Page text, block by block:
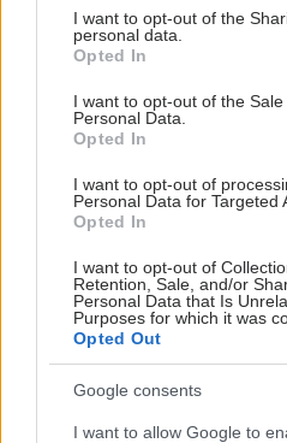
not limited to your visit or usage
grant or deny consent to
use your data for below
consent section.
I want to opt-out of the
personal data.
Opted In
I want to opt-out of the
Personal Data.
Opted In
I want to opt-out of
Personal Data for Targeted
Opted In
I want to opt-out of
Retention, Sale, and/or
Personal Data that Is
Purposes for which it was
Opted Out
Google consents
I want to allow Google to